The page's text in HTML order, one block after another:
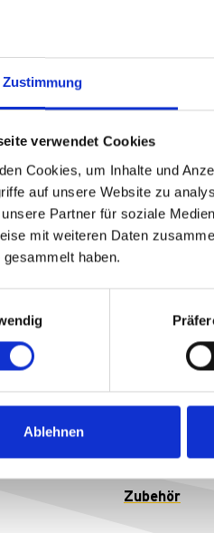
Zustimmung
verwendet Cookies
Cookies, um Inhalte und
auf unsere Website zu
Partner für soziale
mit weiteren Daten
haben.
Ablehnen
Zubehör